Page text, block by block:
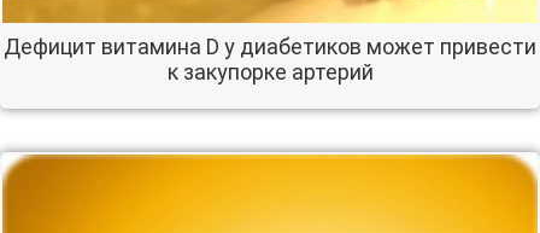
Дефицит витамина D у диабетиков может привести
к закупорке артерий